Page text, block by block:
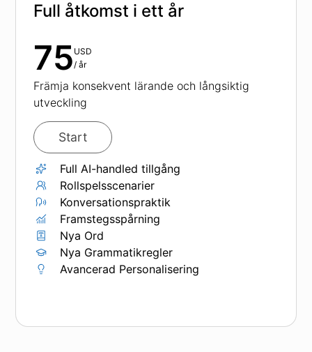
Full åtkomst i ett år
75USD
/år
Främja konsekvent lärande och långsiktig
utveckling
Start
Full AI-handled tillgång
Rollspelsscenarier
Konversationspraktik
Framstegsspårning
Nya Ord
Nya Grammatikregler
Avancerad Personalisering